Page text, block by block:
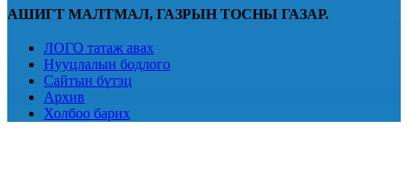
АШИГТ МАЛТМАЛ, ГАЗРЫН ТОСНЫ ГАЗАР.
ЛОГО татаж авах
Нууцлалын бодлого
Сайтын бүтэц
Архив
Холбоо барих